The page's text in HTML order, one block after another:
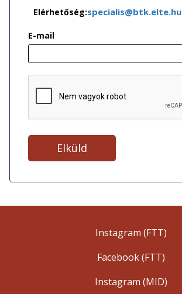
Elérhetőség:specialis@btk.elte.hu
E-mail
Instagram (FTT)
Facebook (FTT)
Instagram (MID)